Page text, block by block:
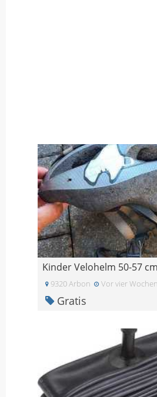
Kinder Velohelm 50-57 cm
9320 Arbon Vor vier Wochen
Gratis